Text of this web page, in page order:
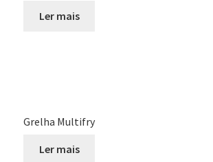
Ler mais
Grelha Multifry
Ler mais